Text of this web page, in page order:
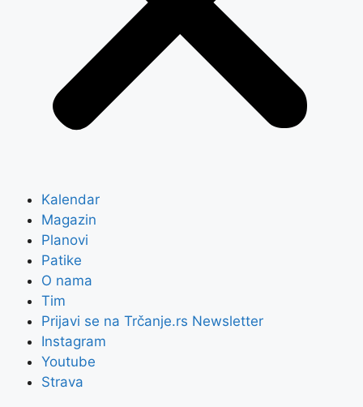
Kalendar
Magazin
Planovi
Patike
O nama
Tim
Prijavi se na Trčanje.rs Newsletter
Instagram
Youtube
Strava